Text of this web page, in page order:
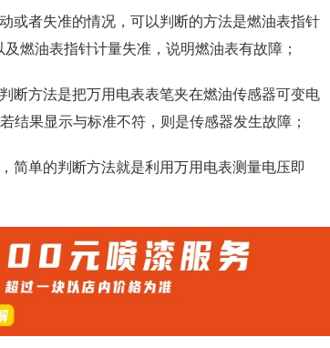
或者失准的情况，可以判断的方法是燃油表指针
燃油表指针计量失准，说明燃油表有故障；
断方法是把万用电表表笔夹在燃油传感器可变电
结果显示与标准不符，则是传感器发生故障；
简单的判断方法就是利用万用电表测量电压即